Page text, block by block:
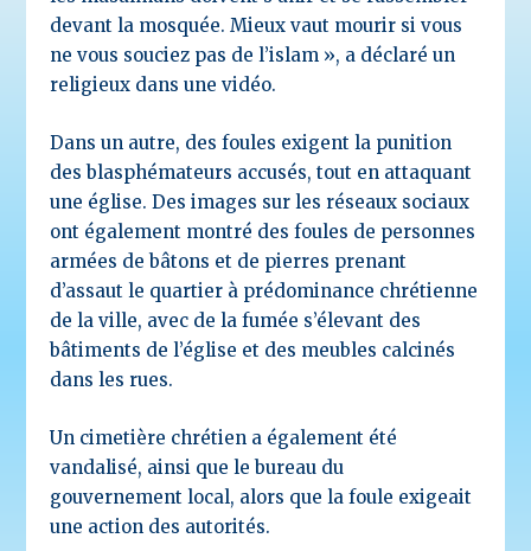
devant la mosquée. Mieux vaut mourir si vous
ne vous souciez pas de l’islam », a déclaré un
religieux dans une vidéo.
Dans un autre, des foules exigent la punition
des blasphémateurs accusés, tout en attaquant
une église. Des images sur les réseaux sociaux
ont également montré des foules de personnes
armées de bâtons et de pierres prenant
d’assaut le quartier à prédominance chrétienne
de la ville, avec de la fumée s’élevant des
bâtiments de l’église et des meubles calcinés
dans les rues.
Un cimetière chrétien a également été
vandalisé, ainsi que le bureau du
gouvernement local, alors que la foule exigeait
une action des autorités.